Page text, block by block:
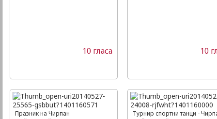
10 гласа 10
Празник на Чирпан
Турнир спортни танци -